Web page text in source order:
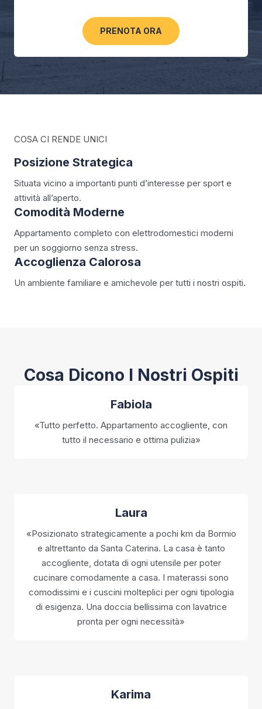
PRENOTA ORA
COSA CI RENDE UNICI
Posizione Strategica
Situata vicino a importanti punti d’interesse per sport e
attività all’aperto.
Comodità Moderne
Appartamento completo con elettrodomestici moderni
per un soggiorno senza stress.
Accoglienza Calorosa
Un ambiente familiare e amichevole per tutti i nostri ospiti.
Cosa Dicono I Nostri Ospiti
Fabiola
«Tutto perfetto. Appartamento accogliente, con
tutto il necessario e ottima pulizia»
Laura
«Posizionato strategicamente a pochi km da Bormio
e altrettanto da Santa Caterina. La casa è tanto
accogliente, dotata di ogni utensile per poter
cucinare comodamente a casa. I materassi sono
comodissimi e i cuscini molteplici per ogni tipologia
di esigenza. Una doccia bellissima con lavatrice
pronta per ogni necessità»
Karima